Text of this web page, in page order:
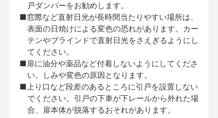
戸ダンパーをお勧めします。
■窓際など直射日光が長時間当たりやすい場所は、
表面の日焼けによる変色の恐れがあります。カー
テンやブラインドで直射日光をさえぎるようにし
てください。
■扉に油分や薬品など付着しないようにしてくださ
い。しみや変色の原因となります。
■上り口など段差のあるところに引戸を設置しない
でください。引戸の下車が下レールから外れた場
合、扉本体が脱落するおそれがあります。